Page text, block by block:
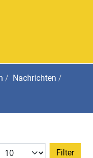
Nachrichten
Filter